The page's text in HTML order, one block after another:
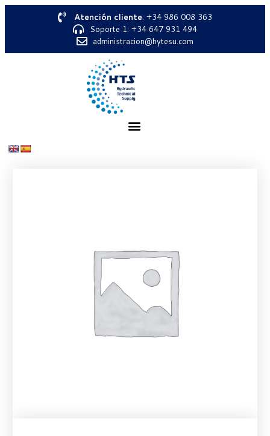
Atención cliente: +34 986 008 363
Soporte 1: +34 647 931 494
administracion@hytesu.com